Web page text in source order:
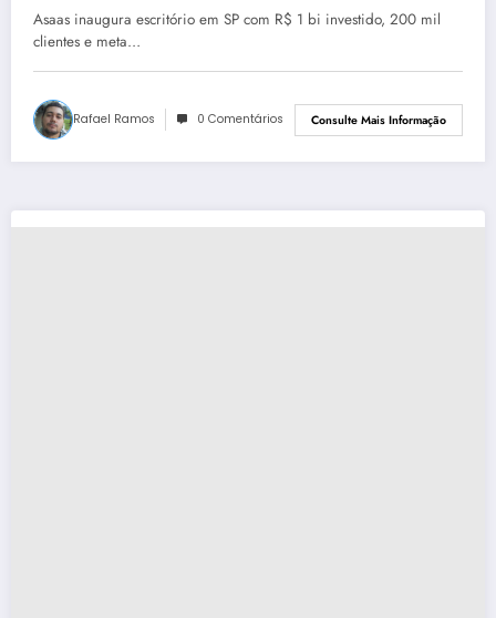
Asaas inaugura escritório em SP com R$ 1 bi investido, 200 mil
clientes e meta…
Rafael Ramos 0 Comentários Consulte Mais Informação